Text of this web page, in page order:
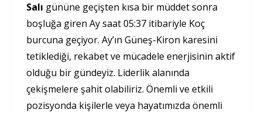
Salı gününe geçişten kısa bir müddet sonra
boşluğa giren Ay saat 05:37 itibariyle Koç
burcuna geçiyor. Ay’ın Güneş-Kiron karesini
tetiklediği, rekabet ve mücadele enerjisinin aktif
olduğu bir gündeyiz. Liderlik alanında
çekişmelere şahit olabiliriz. Önemli ve etkili
pozisyonda kişilerle veya hayatımızda önemli